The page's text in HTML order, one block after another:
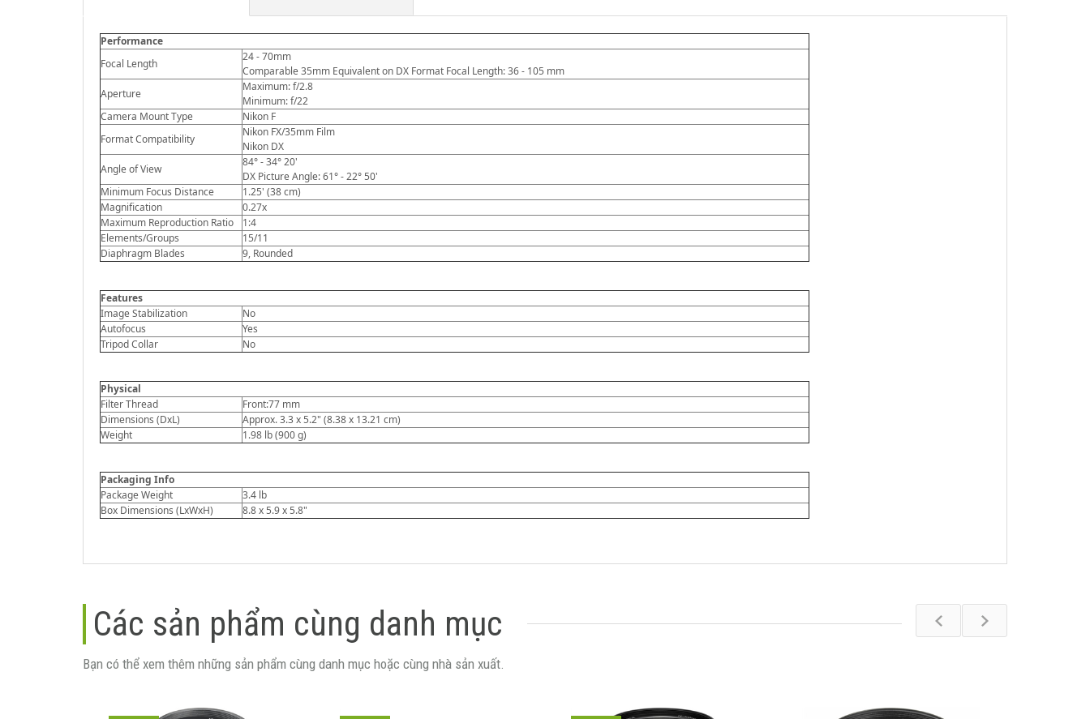
Performance
Focal Length
24 - 70mm
Comparable 35mm Equivalent on DX Format Focal Length: 36 - 105 mm
Aperture
Maximum: f/2.8
Minimum: f/22
Camera Mount Type
Nikon F
Format Compatibility
Nikon FX/35mm Film
Nikon DX
Angle of View
84° - 34° 20'
DX Picture Angle: 61° - 22° 50'
Minimum Focus Distance
1.25' (38 cm)
Magnification
0.27x
Maximum Reproduction Ratio
1:4
Elements/Groups
15/11
Diaphragm Blades
9, Rounded
Features
Image Stabilization
No
Autofocus
Yes
Tripod Collar
No
Physical
Filter Thread
Front:77 mm
Dimensions (DxL)
Approx. 3.3 x 5.2" (8.38 x 13.21 cm)
Weight
1.98 lb (900 g)
Packaging Info
Package Weight
3.4 lb
Box Dimensions (LxWxH)
8.8 x 5.9 x 5.8"
Các sản phẩm cùng danh mục
Bạn có thể xem thêm những sản phẩm cùng danh mục hoặc cùng nhà sản xuất.